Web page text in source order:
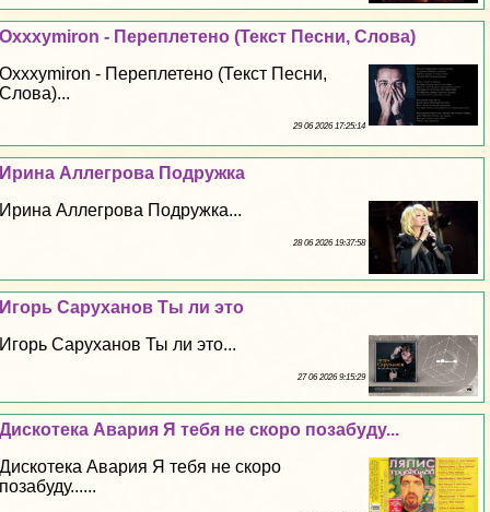
Oxxxymiron - Переплетено (Текст Песни, Слова)
Oxxxymiron - Переплетено (Текст Песни,
Слова)...
29 06 2026 17:25:14
Ирина Аллегрова Подружка
Ирина Аллегрова Подружка...
28 06 2026 19:37:58
Игорь Саруханов Ты ли это
Игорь Саруханов Ты ли это...
27 06 2026 9:15:29
Дискотека Авария Я тебя не скоро позабуду...
Дискотека Авария Я тебя не скоро
позабуду......